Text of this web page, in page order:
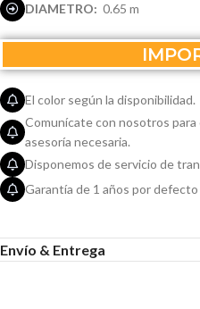
DIAMETRO: 0.65 m
El color según la disponibilidad.
Comunícate con nosotros
asesoría necesaria.
Disponemos de servicio de
Garantía de 1 años por
Envío & Entrega